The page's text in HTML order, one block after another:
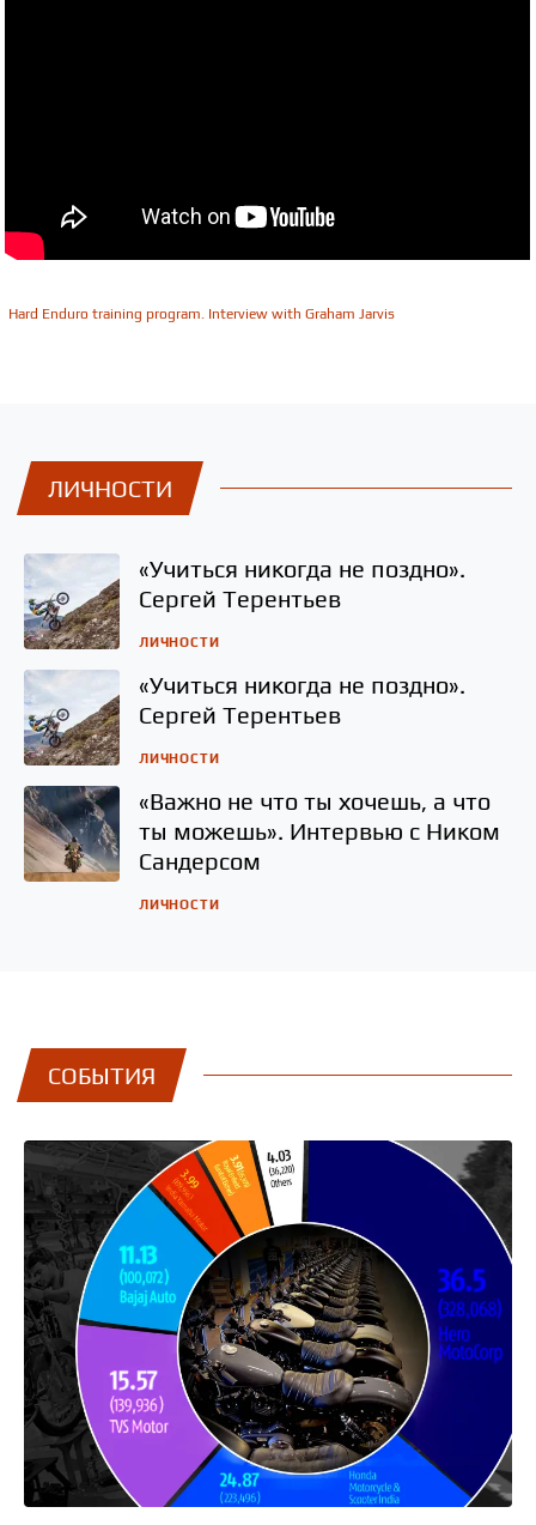
Hard Enduro training program. Interview with Graham Jarvis
ЛИЧНОСТИ
«Учиться никогда не поздно».
Сергей Терентьев
ЛИЧНОСТИ
«Учиться никогда не поздно».
Сергей Терентьев
ЛИЧНОСТИ
«Важно не что ты хочешь, а что
ты можешь». Интервью с Ником
Сандерсом
ЛИЧНОСТИ
СОБЫТИЯ